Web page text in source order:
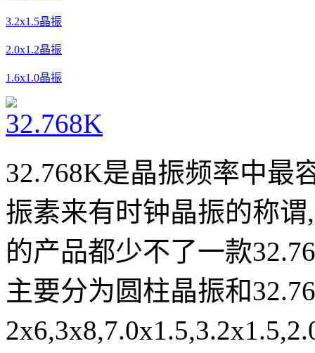
3.2x1.5晶振
2.0x1.2晶振
1.6x1.0晶振
32.768K是晶振频率中最
振素来有时钟晶振的称
的产品都少不了一款
主要分为圆柱晶振和